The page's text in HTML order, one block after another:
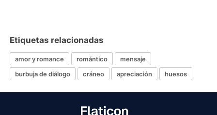
Etiquetas relacionadas
amor y romance romántico
mensaje
burbuja de diálogo
cráneo apreciación huesos